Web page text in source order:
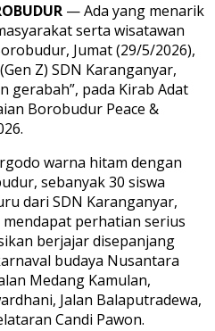
— Ada yang menarik
serta wisatawan
Jumat (29/5/2026),
Z) SDN Karanganyar,
gerabah”, pada Kirab Adat
Borobudur Peace &
warna hitam dengan
sebanyak 30 siswa
dari SDN Karanganyar,
perhatian serius
berjajar disepanjang
budaya Nusantara
Medang Kamulan,
Jalan Balaputradewa,
Candi Pawon.